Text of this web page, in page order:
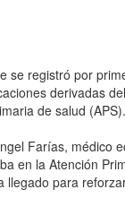
se registró por
derivadas
de salud (APS).
Farías, médico
en la Atención
llegado para